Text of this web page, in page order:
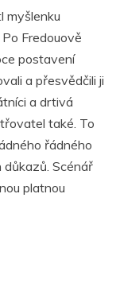
myšlenku
Fredouově
postavení
a přesvědčili ji
a drtivá
také. To
řádného
Scénář
platnou